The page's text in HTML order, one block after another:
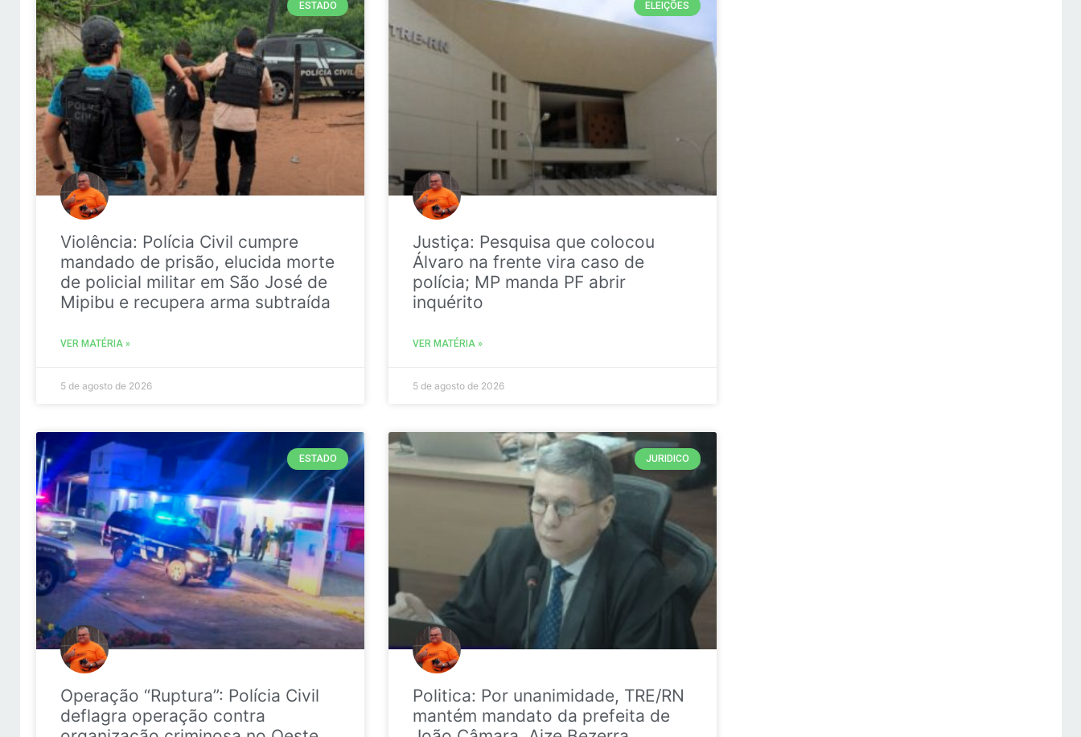
ESTADO
Violência: Polícia Civil cumpre
mandado de prisão, elucida morte
de policial militar em São José de
Mipibu e recupera arma subtraída
VER MATÉRIA »
5 de agosto de 2026
ELEIÇÕES
Justiça: Pesquisa que colocou
Álvaro na frente vira caso de
polícia; MP manda PF abrir
inquérito
VER MATÉRIA »
5 de agosto de 2026
ESTADO
Operação “Ruptura”: Polícia Civil
deflagra operação contra
JURIDICO
Politica: Por unanimidade, TRE/RN
mantém mandato da prefeita de